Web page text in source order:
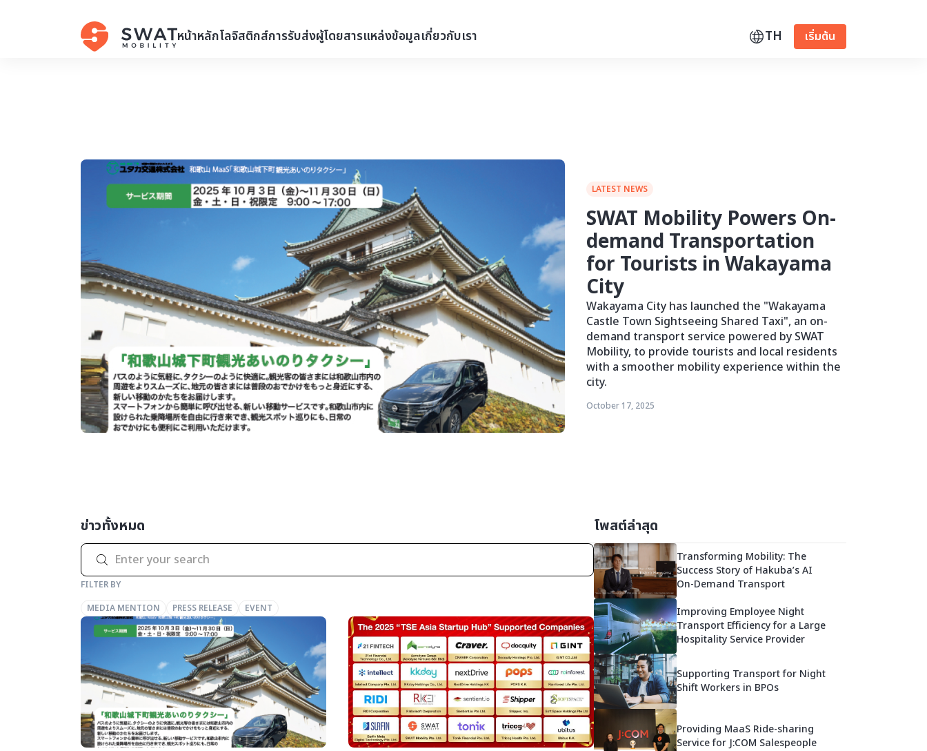
หน้าหลักโลจิสติกส์การรับส่งผู้โดยสารแหล่งข้อมูลเกี่ยวกับเรา TH เริ่มต้น
LATEST NEWS
SWAT Mobility Powers On-
demand Transportation
for Tourists in Wakayama
City
Wakayama City has launched the "Wakayama
Castle Town Sightseeing Shared Taxi", an on-
demand transport service powered by SWAT
Mobility, to provide tourists and local residents
with a smoother mobility experience within the
city.
October 17, 2025
ข่าวทั้งหมด
FILTER BY
MEDIA MENTION
PRESS RELEASE EVENT
โพสต์ล่าสุด
Transforming Mobility: The
Success Story of Hakuba’s AI
On-Demand Transport
Improving Employee Night
Transport Efficiency for a Large
Hospitality Service Provider
Supporting Transport for Night
Shift Workers in BPOs
Providing MaaS Ride-sharing
Service for J:COM Salespeople